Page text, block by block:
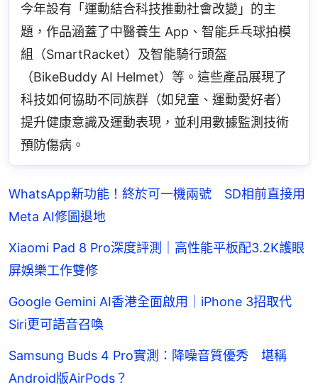
今年設有「運動結合科技推動社會改變」的主
題，作品涵蓋了中醫養生 App、智能乒乓球拍模
組（SmartRacket）及智能騎行頭盔
（BikeBuddy AI Helmet）等。這些產品展現了
科技如何協助不同族群（如兒童、運動愛好者）
提升健康意識及運動表現，並利用數據監測技術
預防傷病。
WhatsApp新功能！終於可一機兩號 SD相前直接用
Meta AI修圖退地
Xiaomi Pad 8 Pro深度評測｜高性能平板配3.2K護眼
屏娛樂工作雙修
Google Gemini AI香港全面啟用｜iPhone 3招取代
Siri更可語音召喚
Samsung Buds 4 Pro實測：降噪音質優秀 堪稱
Android版AirPods？